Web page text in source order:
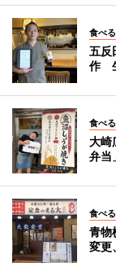
食べる
五反
作
食べる
大崎
弁当
食べる
青物
変更